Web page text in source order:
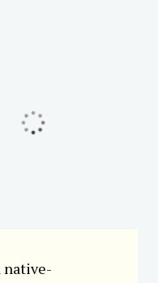
native-